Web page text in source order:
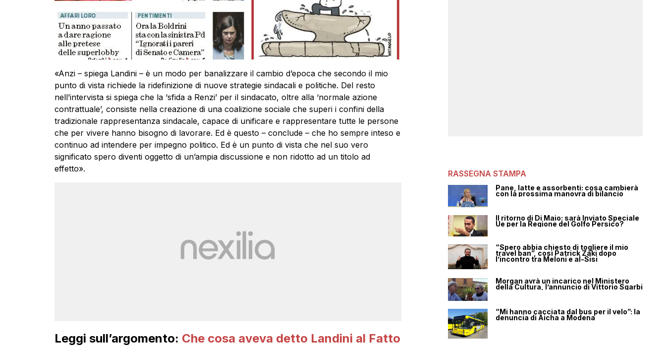
«Anzi – spiega Landini – è un modo per banalizzare il cambio d’epoca che secondo il mio
punto di vista richiede la ridefinizione di nuove strategie sindacali e politiche. Del resto
nell’intervista si spiega che la ‘sfida a Renzi’ per il sindacato, oltre alla ‘normale azione
contrattuale’, consiste nella creazione di una coalizione sociale che superi i confini della
tradizionale rappresentanza sindacale, capace di unificare e rappresentare tutte le persone
che per vivere hanno bisogno di lavorare. Ed è questo – conclude – che ho sempre inteso e
continuo ad intendere per impegno politico. Ed è un punto di vista che nel suo vero
significato spero diventi oggetto di un’ampia discussione e non ridotto ad un titolo ad
effetto».
Leggi sull’argomento: Che cosa aveva detto Landini al Fatto
RASSEGNA STAMPA
Pane, latte e assorbenti: cosa cambierà
con la prossima manovra di bilancio
Il ritorno di Di Maio: sarà Inviato Speciale
Ue per la Regione del Golfo Persico?
“Spero abbia chiesto di togliere il mio
travel ban”, così Patrick Zaki dopo
l’incontro tra Meloni e al-Sisi
Morgan avrà un incarico nel Ministero
della Cultura, l’annuncio di Vittorio Sgarbi
“Mi hanno cacciata dal bus per il velo”: la
denuncia di Aicha a Modena